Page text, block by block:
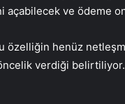
açabilecek ve ödeme
özelliğin henüz
verdiği